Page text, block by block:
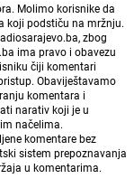
Molimo korisnike da
koji podstiču na mržnju.
zbog
ima pravo i obavezu
čiji komentari
Obaviještavamo
komentara i
narativ koji je u
načelima.
komentare bez
sistem prepoznavanja
u komentarima.